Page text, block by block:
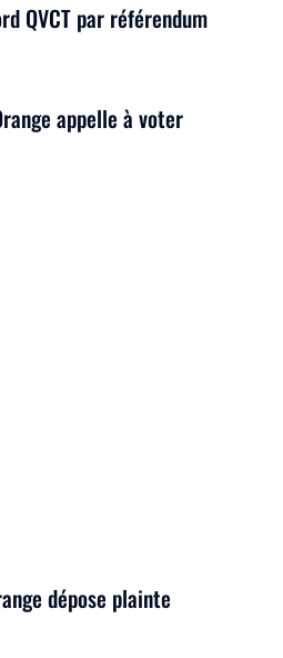
QVCT par référendum
appelle à voter
dépose plainte